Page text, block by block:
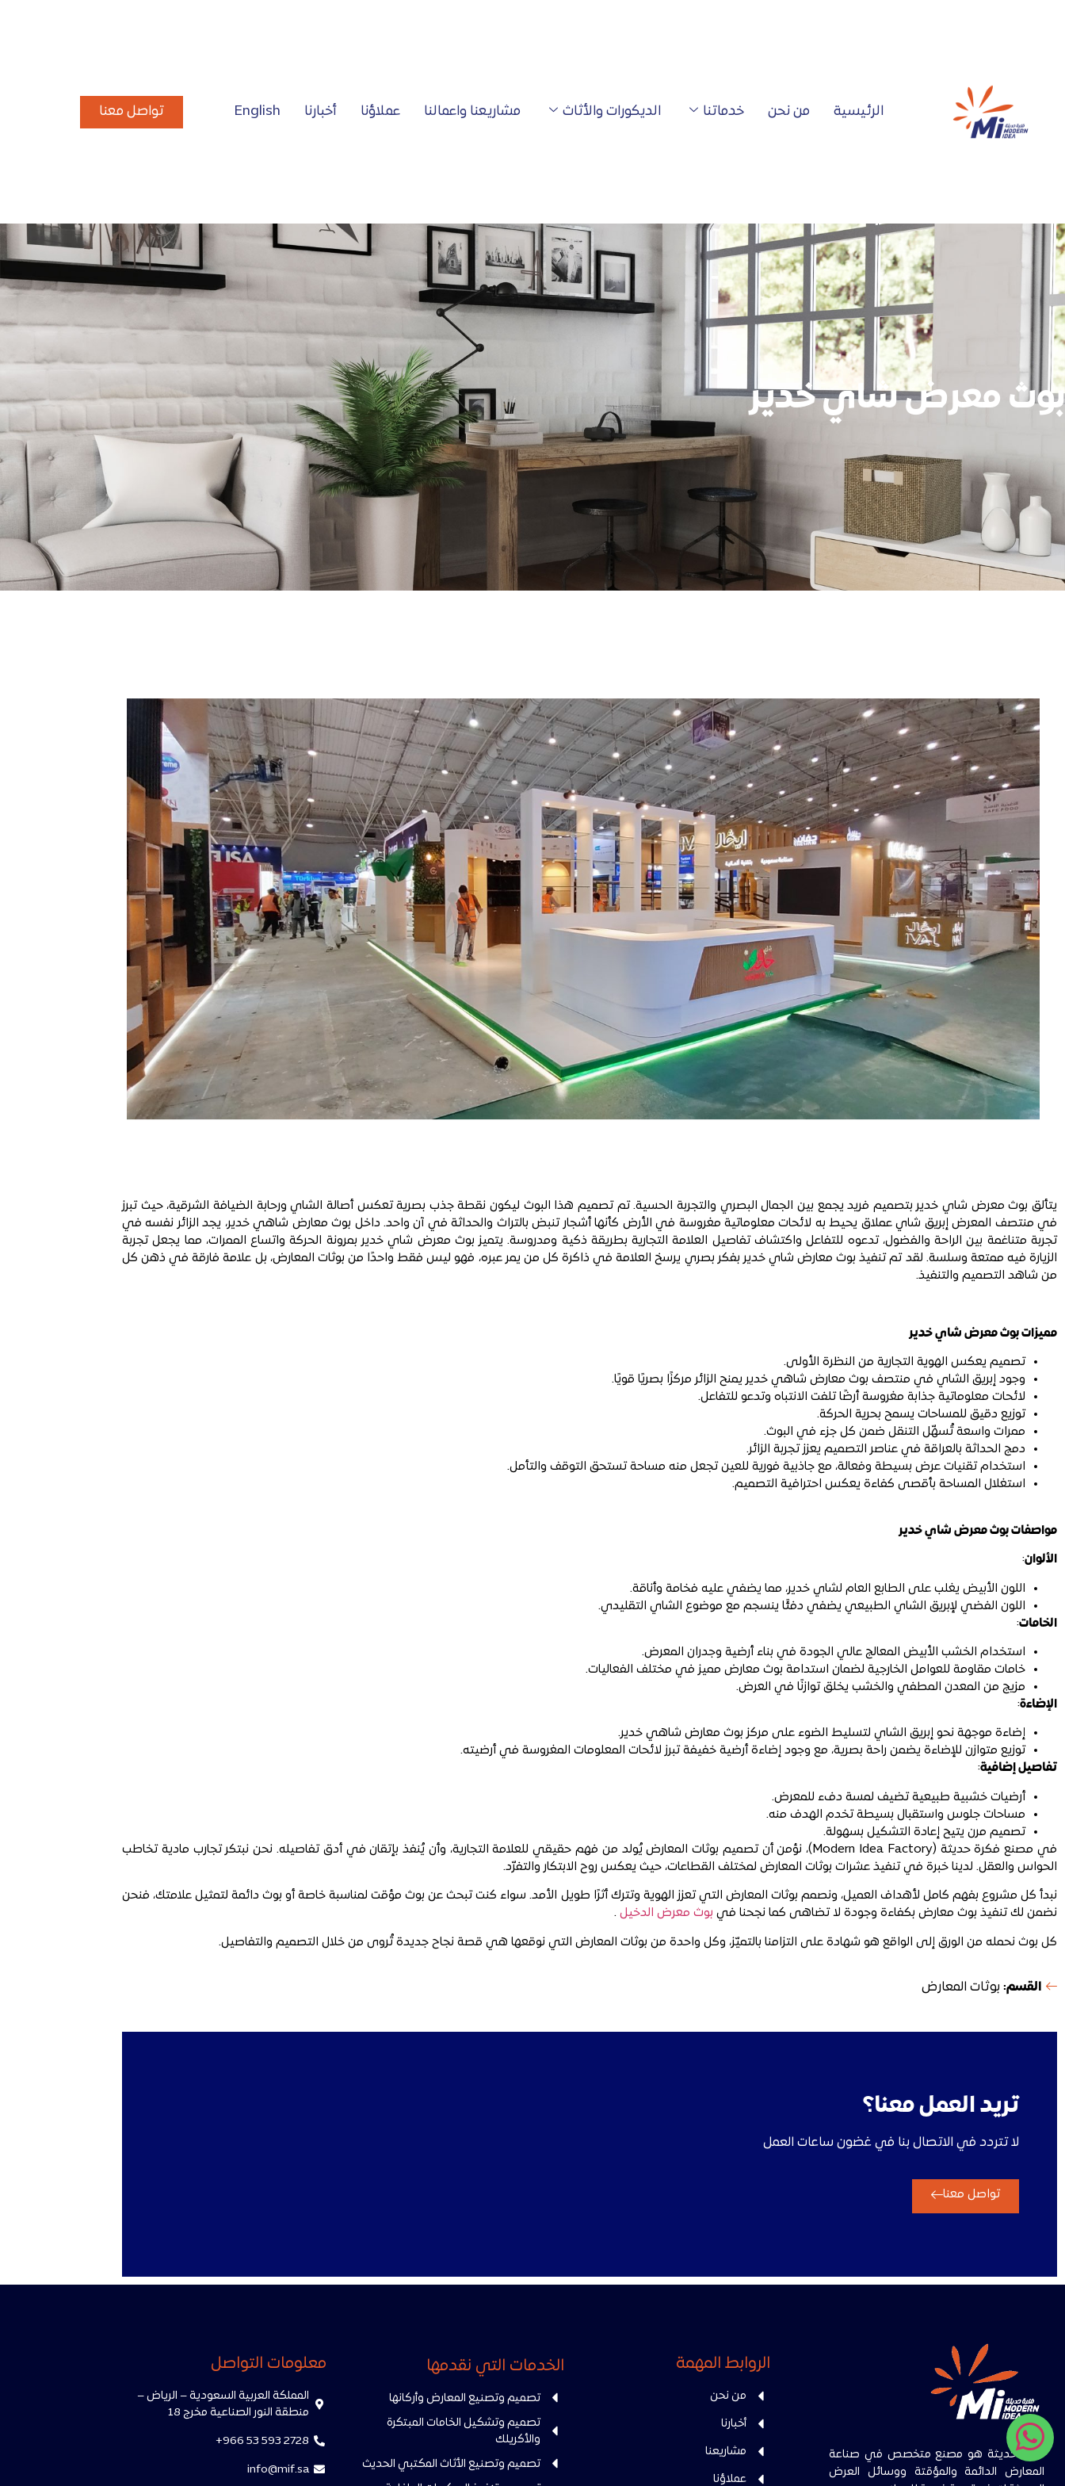
الرئيسية من نحن خدماتنا الديكورات والأثاث مشاريعنا واعمالنا عملاؤنا أخبارنا English تواصل معنا
بوث معرض شاي خدير
يتألق بوث معرض شاي خدير بتصميم فريد يجمع بين الجمال البصري والتجربة الحسية. تم تصميم هذا البوث ليكون نقطة جذب بصرية تعكس أصالة الشاي ورحابة الضيافة الشرقية، حيث تبرز
في منتصف المعرض إبريق شاي عملاق يحيط به لائحات معلوماتية مغروسة في الأرض كأنها أشجار تنبض بالتراث والحداثة في آن واحد. داخل بوث معارض شاهي خدير، يجد الزائر نفسه في
تجربة متناغمة بين الراحة والفضول، تدعوه للتفاعل واكتشاف تفاصيل العلامة التجارية بطريقة ذكية ومدروسة. يتميز بوث معرض شاي خدير بمرونة الحركة واتساع الممرات، مما يجعل تجربة
الزيارة فيه ممتعة وسلسة. لقد تم تنفيذ بوث معارض شاي خدير بفكر بصري يرسخ العلامة في ذاكرة كل من يمر عبره، فهو ليس فقط واحدًا من بوثات المعارض، بل علامة فارقة في ذهن كل
من شاهد التصميم والتنفيذ.
مميزات بوث معرض شاي خدير
تصميم يعكس الهوية التجارية من النظرة الأولى.
وجود إبريق الشاي في منتصف بوث معارض شاهي خدير يمنح الزائر مركزًا بصريًا قويًا.
لائحات معلوماتية جذابة مغروسة أرضًا تلفت الانتباه وتدعو للتفاعل.
توزيع دقيق للمساحات يسمح بحرية الحركة.
ممرات واسعة تُسهّل التنقل ضمن كل جزء في البوث.
دمج الحداثة بالعراقة في عناصر التصميم يعزز تجربة الزائر.
استخدام تقنيات عرض بسيطة وفعالة، مع جاذبية فورية للعين تجعل منه مساحة تستحق التوقف والتأمل.
استغلال المساحة بأقصى كفاءة يعكس احترافية التصميم.
مواصفات بوث معرض شاي خدير
الألوان:
اللون الأبيض يغلب على الطابع العام لشاي خدير، مما يضفي عليه فخامة وأناقة.
اللون الفضي لإبريق الشاي الطبيعي يضفي دفئًا ينسجم مع موضوع الشاي التقليدي.
الخامات:
استخدام الخشب الأبيض المعالج عالي الجودة في بناء أرضية وجدران المعرض.
خامات مقاومة للعوامل الخارجية لضمان استدامة بوث معارض مميز في مختلف الفعاليات.
مزيج من المعدن المطفي والخشب يخلق توازنًا في العرض.
الإضاءة:
إضاءة موجهة نحو إبريق الشاي لتسليط الضوء على مركز بوث معارض شاهي خدير.
توزيع متوازن للإضاءة يضمن راحة بصرية، مع وجود إضاءة أرضية خفيفة تبرز لائحات المعلومات المغروسة في أرضيته.
تفاصيل إضافية:
أرضيات خشبية طبيعية تضيف لمسة دفء للمعرض.
مساحات جلوس واستقبال بسيطة تخدم الهدف منه.
تصميم مرن يتيح إعادة التشكيل بسهولة.
في مصنع فكرة حديثة (Modern Idea Factory)، نؤمن أن تصميم بوثات المعارض يُولد من فهم حقيقي للعلامة التجارية، وأن يُنفذ بإتقان في أدق تفاصيله. نحن نبتكر تجارب مادية تخاطب
الحواس والعقل. لدينا خبرة في تنفيذ عشرات بوثات المعارض لمختلف القطاعات، حيث يعكس روح الابتكار والتفرّد.
نبدأ كل مشروع بفهم كامل لأهداف العميل، ونصمم بوثات المعارض التي تعزز الهوية وتترك أثرًا طويل الأمد. سواء كنت تبحث عن بوث مؤقت لمناسبة خاصة أو بوث دائمة لتمثيل علامتك، فنحن
نضمن لك تنفيذ بوث معارض بكفاءة وجودة لا تضاهى كما نجحنا في بوث معرض الدخيل .
كل بوث نحمله من الورق إلى الواقع هو شهادة على التزامنا بالتميّز، وكل واحدة من بوثات المعارض التي نوقعها هي قصة نجاح جديدة تُروى من خلال التصميم والتفاصيل.
القسم: بوثات المعارض
تريد العمل معنا؟
لا تتردد في الاتصال بنا في غضون ساعات العمل
تواصل معنا
فكرة حديثة هو مصنع متخصص في صناعة
المعارض الدائمة والمؤقتة ووسائل العرض
الروابط المهمة
من نحن
أخبارنا
مشاريعنا
عملاؤنا
الخدمات التي نقدمها
تصميم وتصنيع المعارض وأركانها
تصميم وتشكيل الخامات المبتكرة
والأكريلك
تصميم وتصنيع الأثاث المكتبي الحديث
معلومات التواصل
المملكة العربية السعودية – الرياض –
منطقة النور الصناعية مخرج 18
966 53 593 2728+
info@mif.sa